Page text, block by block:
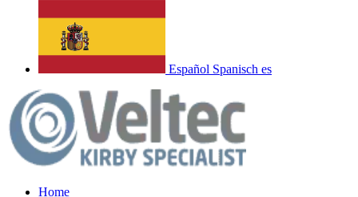
Español Spanisch es
Home